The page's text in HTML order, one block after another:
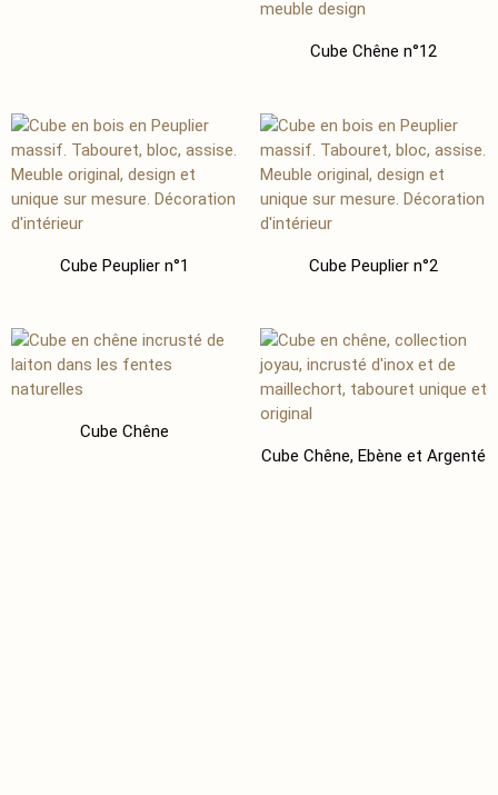
Cube Chêne n°12
Cube Peuplier n°1 Cube Peuplier n°2
Cube Chêne
Cube Chêne, Ebène et Argenté